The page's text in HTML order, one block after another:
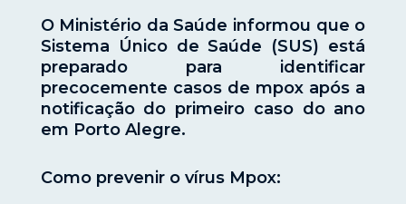
O Ministério da Saúde informou que o
Sistema Único de Saúde (SUS) está
preparado para identificar
precocemente casos de mpox após a
notificação do primeiro caso do ano
em Porto Alegre.
Como prevenir o vírus Mpox: